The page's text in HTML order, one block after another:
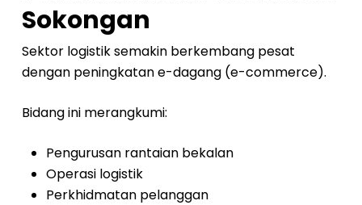
Sokongan
Sektor logistik semakin berkembang pesat
dengan peningkatan e-dagang (e-commerce).
Bidang ini merangkumi:
Pengurusan rantaian bekalan
Operasi logistik
Perkhidmatan pelanggan